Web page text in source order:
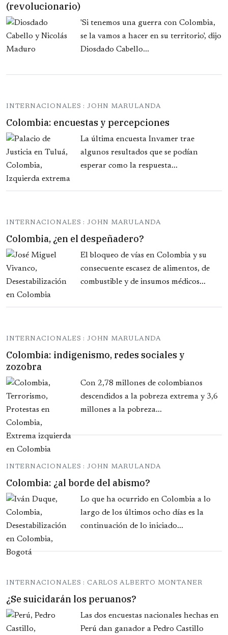
(revolucionario)
'Si tenemos una guerra con Colombia,
se la vamos a hacer en su territorio', dijo
Diosdado Cabello...
INTERNACIONALES : JOHN MARULANDA
Colombia: encuestas y percepciones
La última encuesta Invamer trae
algunos resultados que se podían
esperar como la respuesta...
INTERNACIONALES : JOHN MARULANDA
Colombia, ¿en el despeñadero?
El bloqueo de vías en Colombia y su
consecuente escasez de alimentos, de
combustible y de insumos médicos...
INTERNACIONALES : JOHN MARULANDA
Colombia: indigenismo, redes sociales y
zozobra
Con 2,78 millones de colombianos
descendidos a la pobreza extrema y 3,6
millones a la pobreza...
INTERNACIONALES : JOHN MARULANDA
Colombia: ¿al borde del abismo?
Lo que ha ocurrido en Colombia a lo
largo de los últimos ocho días es la
continuación de lo iniciado...
INTERNACIONALES : CARLOS ALBERTO MONTANER
¿Se suicidarán los peruanos?
Las dos encuestas nacionales hechas en
Perú dan ganador a Pedro Castillo